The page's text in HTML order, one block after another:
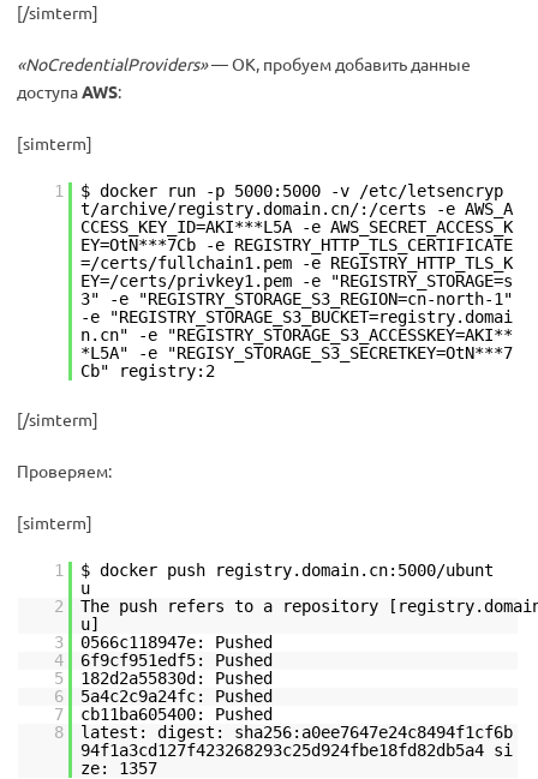
[/simterm]
«NoCredentialProviders»— ОК, пробуем добавить данные
доступаAWS:
[simterm]
1
$ docker run -p 5000:5000 -v /etc/letsencryp
t/archive/registry.domain.cn/:/certs -e AWS_A
CCESS_KEY_ID=AKI***L5A -e AWS_SECRET_ACCESS_K
EY=OtN***7Cb -e REGISTRY_HTTP_TLS_CERTIFICATE
=/certs/fullchain1.pem -e REGISTRY_HTTP_TLS_K
EY=/certs/privkey1.pem -e "REGISTRY_STORAGE=s
3" -e "REGISTRY_STORAGE_S3_REGION=cn-north-1"
-e "REGISTRY_STORAGE_S3_BUCKET=registry.domai
n.cn" -e "REGISTRY_STORAGE_S3_ACCESSKEY=AKI**
*L5A" -e "REGISY_STORAGE_S3_SECRETKEY=OtN***7
Cb" registry:2
[/simterm]
Проверяем:
[simterm]
1
$ docker push registry.domain.cn:5000/ubunt
2
The push refers to a repository
3
0566c118947e: Pushed
4
6f9cf951edf5: Pushed
5
182d2a55830d: Pushed
6
5a4c2c9a24fc: Pushed
7
cb11ba605400: Pushed
8
latest: digest: sha256:a0ee7647e24c8494f1cf6b
94f1a3cd127f423268293c25d924fbe18fd82db5a4 si
ze: 1357